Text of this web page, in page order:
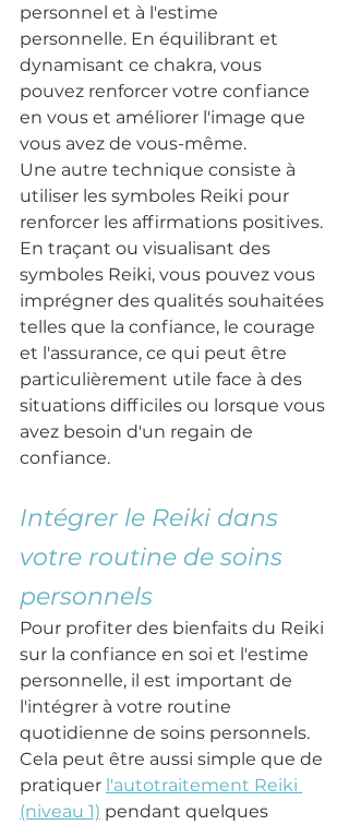
personnel et à l'estime
personnelle. En équilibrant et
dynamisant ce chakra, vous
pouvez renforcer votre confiance
en vous et améliorer l'image que
vous avez de vous-même.
Une autre technique consiste à
utiliser les symboles Reiki pour
renforcer les affirmations positives.
En traçant ou visualisant des
symboles Reiki, vous pouvez vous
imprégner des qualités souhaitées
telles que la confiance, le courage
et l'assurance, ce qui peut être
particulièrement utile face à des
situations difficiles ou lorsque vous
avez besoin d'un regain de
confiance.
Intégrer le Reiki dans
votre routine de soins
personnels
Pour profiter des bienfaits du Reiki
sur la confiance en soi et l'estime
personnelle, il est important de
l'intégrer à votre routine
quotidienne de soins personnels.
Cela peut être aussi simple que de
pratiquer l'autotraitement Reiki
(niveau 1) pendant quelques